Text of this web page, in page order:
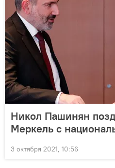
Никол Пашинян
Меркель с
3 октября 2021, 10:56